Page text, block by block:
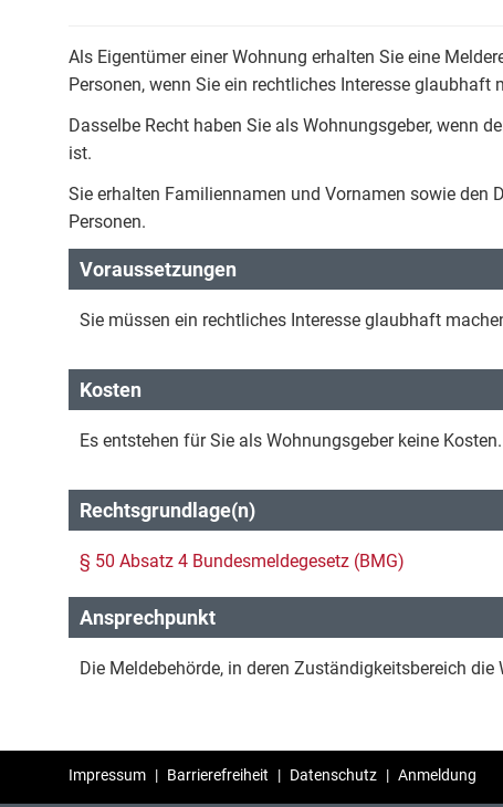
Als Eigentümer einer Wohnung erhalten Sie eine
Personen, wenn Sie ein rechtliches Interesse glaubhaft
Dasselbe Recht haben Sie als Wohnungsgeber, wenn
ist.
Sie erhalten Familiennamen und Vornamen sowie den
Personen.
Voraussetzungen
Sie müssen ein rechtliches Interesse glaubhaft
Kosten
Es entstehen für Sie als Wohnungsgeber keine Kosten.
Rechtsgrundlage(n)
§ 50 Absatz 4 Bundesmeldegesetz (BMG)
Ansprechpunkt
Die Meldebehörde, in deren Zuständigkeitsbereich die
Impressum | Barrierefreiheit | Datenschutz | Anmeldung